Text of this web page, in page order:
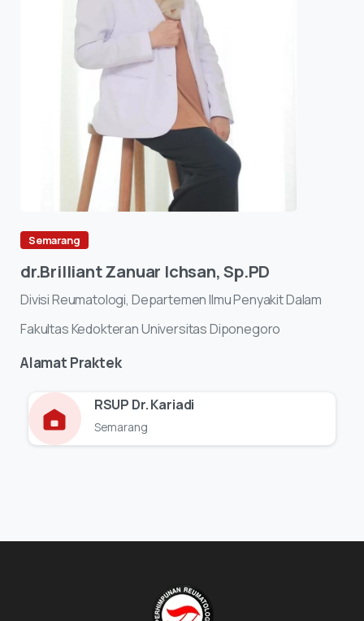
Semarang
dr.BrilliantZanuar Ichsan,Sp.PD
DivisiReumatologi, DepartemenIlmuPenyakitDalam
FakultasKedokteranUniversitasDiponegoro
Alamat Praktek
RSUP Dr. Kariadi
Semarang